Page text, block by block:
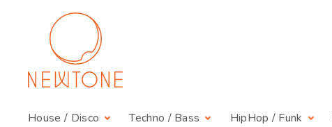
House / Disco Techno / Bass HipHop / Funk